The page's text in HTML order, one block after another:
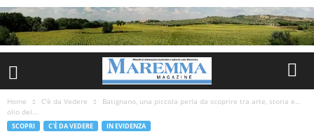
Home C'è da Vedere
Batignano, una piccola perla da scoprire tra arte, storia e…
olio del...
SCOPRI C'È DA VEDERE IN EVIDENZA